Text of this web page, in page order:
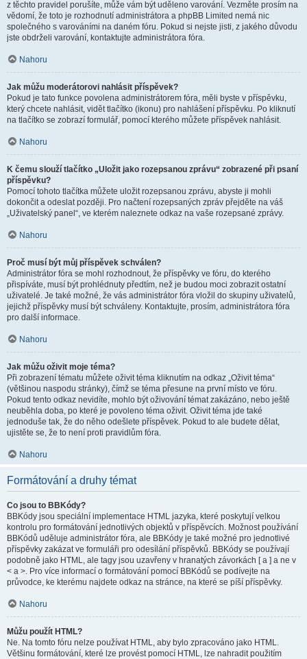
z těchto pravidel porušíte, může vám být uděleno varování. Vezměte prosím na
vědomí, že toto je rozhodnutí administrátora a phpBB Limited nemá nic
společného s varováními na daném fóru. Pokud si nejste jisti, z jakého důvodu
jste obdrželi varování, kontaktujte administrátora fóra.
Nahoru
Jak můžu moderátorovi nahlásit příspěvek?
Pokud je tato funkce povolena administrátorem fóra, měli byste v příspěvku,
který chcete nahlásit, vidět tlačítko (ikonu) pro nahlášení příspěvku. Po kliknutí
na tlačítko se zobrazí formulář, pomocí kterého můžete příspěvek nahlásit.
Nahoru
K čemu slouží tlačítko „Uložit jako rozepsanou zprávu“ zobrazené při psaní
příspěvku?
Pomocí tohoto tlačítka můžete uložit rozepsanou zprávu, abyste ji mohli
dokončit a odeslat později. Pro načtení rozepsaných zpráv přejděte na váš
„Uživatelský panel“, ve kterém naleznete odkaz na vaše rozepsané zprávy.
Nahoru
Proč musí být můj příspěvek schválen?
Administrátor fóra se mohl rozhodnout, že příspěvky ve fóru, do kterého
přispíváte, musí být prohlédnuty předtím, než je budou moci zobrazit ostatní
uživatelé. Je také možné, že vás administrátor fóra vložil do skupiny uživatelů,
jejichž příspěvky musí být schváleny. Kontaktujte, prosím, administrátora fóra
pro další informace.
Nahoru
Jak můžu oživit moje téma?
Při zobrazení tématu můžete oživit téma kliknutím na odkaz „Oživit téma“
(většinou naspodu stránky), čímž se téma přesune na první místo ve fóru.
Pokud tento odkaz nevidíte, mohlo být oživování témat zakázáno, nebo ještě
neuběhla doba, po které je povoleno téma oživit. Oživit téma jde také
jednoduše tak, že do něho odešlete příspěvek. Pokud to ale budete dělat,
ujistěte se, že to není proti pravidlům fóra.
Nahoru
Formátování a druhy témat
Co jsou to BBKódy?
BBKódy jsou speciální implementace HTML jazyka, které poskytují velkou
kontrolu pro formátování jednotlivých objektů v příspěvcích. Možnost používání
BBKódů uděluje administrátor fóra, ale BBKódy je také možné pro jednotlivé
příspěvky zakázat ve formuláři pro odesílání příspěvků. BBKódy se používají
podobně jako HTML, ale tagy jsou uzavřeny v hranatých závorkách [ a ] a ne v
< a >. Pro více informací o formátování pomocí BBKódů se podívejte na
průvodce, ke kterému najdete odkaz na stránce, na které se píší příspěvky.
Nahoru
Můžu použít HTML?
Ne. Na tomto fóru nelze používat HTML, aby bylo zpracováno jako HTML.
Většinu formátování, které lze provést pomocí HTML, lze nahradit použitím